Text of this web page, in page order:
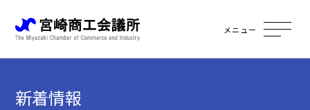
メニュー
新着情報